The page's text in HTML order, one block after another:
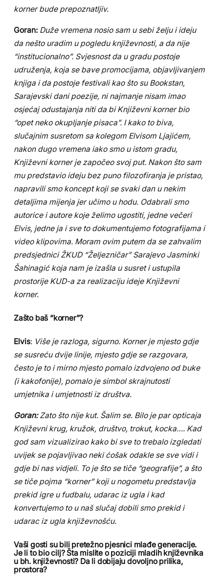
korner bude prepoznatljiv.
Goran: Duže vremena nosio sam u sebi želju i ideju
da nešto uradim u pogledu književnosti, a da nije
“institucionalno”. Svjesnost da u gradu postoje
udruženja, koja se bave promocijama, objavljivanjem
knjiga i da postoje festivali kao što su Bookstan,
Sarajevski dani poezije, ni najmanje nisam imao
osjećaj odustajanja niti da bi Književni korner bio
“opet neko okupljanje pisaca”. I kako to biva,
slučajnim susretom sa kolegom Elvisom Ljajićem,
nakon dugo vremena iako smo u istom gradu,
Književni korner je započeo svoj put. Nakon što sam
mu predstavio ideju bez puno filozofiranja je pristao,
napravili smo koncept koji se svaki dan u nekim
detaljima mijenja jer učimo u hodu. Odabrali smo
autorice i autore koje želimo ugostiti, jedne večeri
Elvis, jedne ja i sve to dokumentujemo fotografijama i
video klipovima. Moram ovim putem da se zahvalim
predsjednici ŽKUD “Željezničar” Sarajevo Jasminki
Šahinagić koja nam je izašla u susret i ustupila
prostorije KUD-a za realizaciju ideje Književni
korner.
Zašto baš “korner”?
Elvis: Više je razloga, sigurno. Korner je mjesto gdje
se susreću dvije linije, mjesto gdje se razgovara,
često je to i mirno mjesto pomalo izdvojeno od buke
(i kakofonije), pomalo je simbol skrajnutosti
umjetnika i umjetnosti iz društva.
Goran:Zato što nije kut. Šalim se. Bilo je par opticaja
Književni krug, kružok, društvo, trokut, kocka…. Kad
god sam vizualizirao kako bi sve to trebalo izgledati
uvijek se pojavljivao neki ćošak odakle se sve vidi i
gdje bi nas vidjeli. To je što se tiče “geografije”, a što
se tiče pojma “korner” koji u nogometu predstavlja
prekid igre u fudbalu, udarac iz ugla i kad
konvertujemo to u naš slučaj dobili smo prekid i
udarac iz ugla književnošću.
Vaši gosti su bili pretežno pjesnici mlađe generacije.
Je li to bio cilj? Šta mislite o poziciji mladih književnika
u bh. književnosti? Da li dobijaju dovoljno prilika,
prostora?